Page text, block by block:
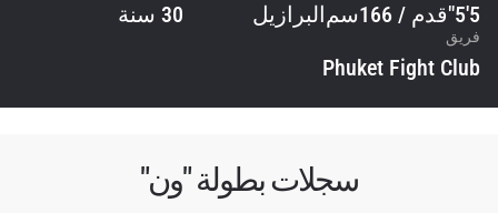
5'5"قدم / 166سم البرازيل 30 سنة
فريق
Phuket Fight Club
سجلات بطولة "ون"